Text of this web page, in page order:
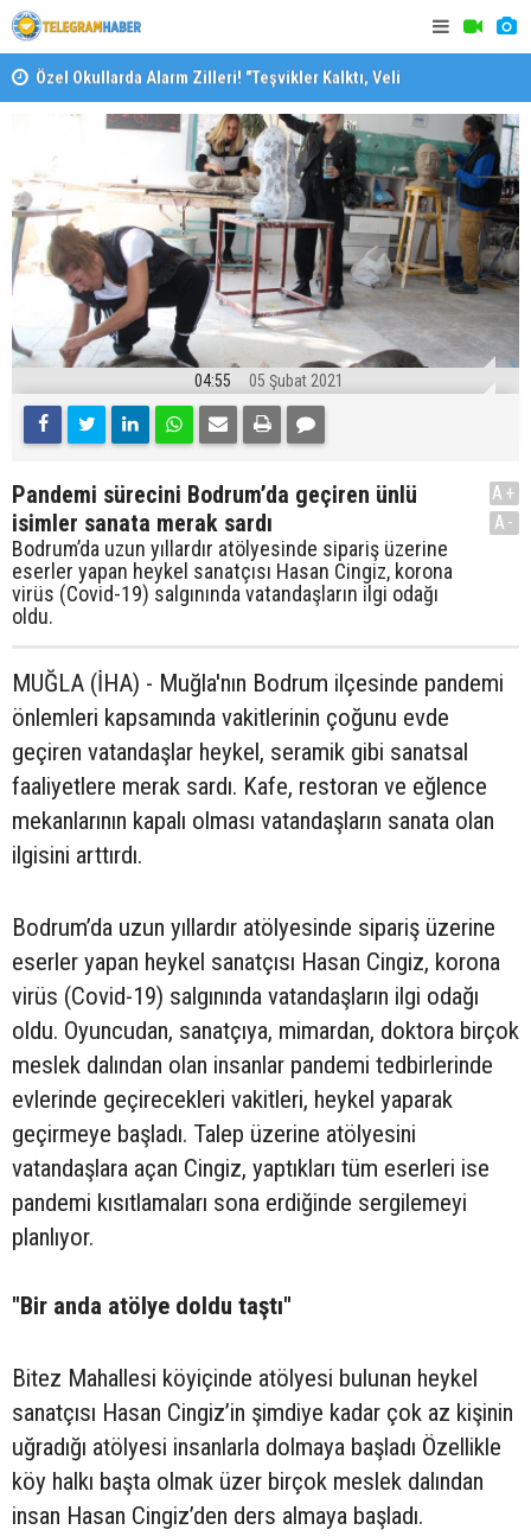
Özel Okullarda Alarm Zilleri! "Teşvikler Kalktı, Veli
Devlet Okuluna Yöneldi"
04:55 05 Şubat 2021
Pandemi sürecini Bodrum’da geçiren ünlü
isimler sanata merak sardı
Bodrum’da uzun yıllardır atölyesinde sipariş üzerine
eserler yapan heykel sanatçısı Hasan Cingiz, korona
virüs (Covid-19) salgınında vatandaşların ilgi odağı
oldu.
A+
A-
MUĞLA (İHA) - Muğla'nın Bodrum ilçesinde pandemi
önlemleri kapsamında vakitlerinin çoğunu evde
geçiren vatandaşlar heykel, seramik gibi sanatsal
faaliyetlere merak sardı. Kafe, restoran ve eğlence
mekanlarının kapalı olması vatandaşların sanata olan
ilgisini arttırdı.
Bodrum’da uzun yıllardır atölyesinde sipariş üzerine
eserler yapan heykel sanatçısı Hasan Cingiz, korona
virüs (Covid-19) salgınında vatandaşların ilgi odağı
oldu. Oyuncudan, sanatçıya, mimardan, doktora birçok
meslek dalından olan insanlar pandemi tedbirlerinde
evlerinde geçirecekleri vakitleri, heykel yaparak
geçirmeye başladı. Talep üzerine atölyesini
vatandaşlara açan Cingiz, yaptıkları tüm eserleri ise
pandemi kısıtlamaları sona erdiğinde sergilemeyi
planlıyor.
"Bir anda atölye doldu taştı"
Bitez Mahallesi köyiçinde atölyesi bulunan heykel
sanatçısı Hasan Cingiz’in şimdiye kadar çok az kişinin
uğradığı atölyesi insanlarla dolmaya başladı Özellikle
köy halkı başta olmak üzer birçok meslek dalından
insan Hasan Cingiz’den ders almaya başladı.